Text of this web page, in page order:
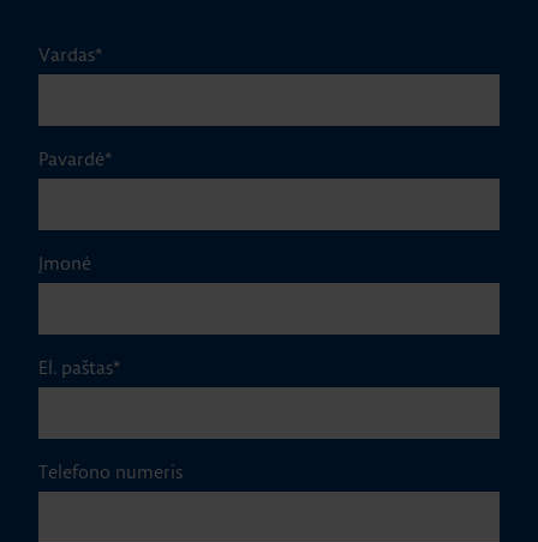
Vardas*
Pavardė*
Įmonė
El. paštas*
Telefono numeris